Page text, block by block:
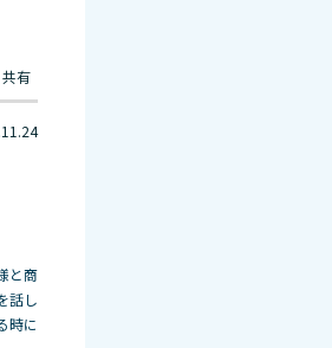
共有
と商
話し
時に